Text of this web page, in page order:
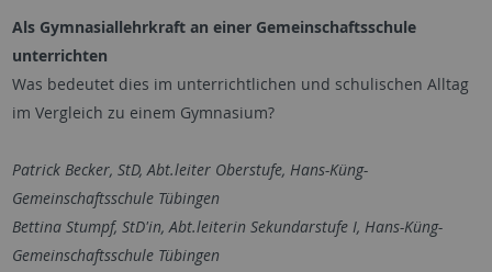
Als Gymnasiallehrkraft an einer Gemeinschaftsschule
unterrichten
Was bedeutet dies im unterrichtlichen und schulischen Alltag
im Vergleich zu einem Gymnasium?
Patrick Becker, StD, Abt.leiter Oberstufe, Hans-Küng-
Gemeinschaftsschule Tübingen
Bettina Stumpf, StD'in, Abt.leiterin Sekundarstufe I, Hans-Küng-
Gemeinschaftsschule Tübingen